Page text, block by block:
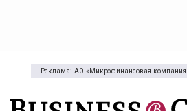
Реклама: АО «Микрофинансовая компания